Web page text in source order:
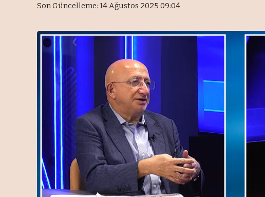
Son Güncelleme: 14 Ağustos 2025 09:04